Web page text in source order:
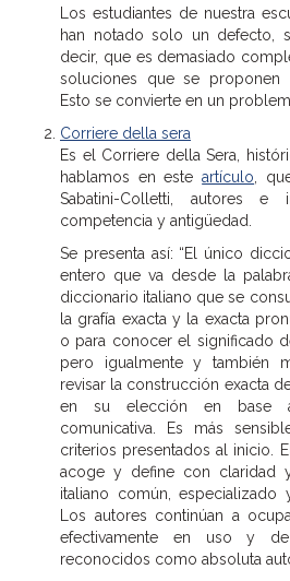
Los estudiantes de nuestra
han notado solo un defecto,
decir, que es demasiado
soluciones que se proponen
Esto se convierte en un
Corriere della sera
Es el Corriere della Sera,
hablamos en esteartículo ,
Sabatini-Colletti, autores e
competencia y antigüedad.
Se presenta así: “El único
entero que va desde la
diccionario italiano que se
la grafía exacta y la exacta
o para conocer el significado
pero igualmente y también
revisar la construcción exacta
en su elección en base
comunicativa. Es más
criterios presentados al inicio.
acoge y define con claridad
italiano común, especializado
Los autores continúan a
efectivamente en uso y
reconocidos como absoluta